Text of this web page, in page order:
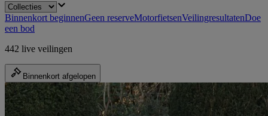
Binnenkort beginnenGeen reserveMotorfietsenVeilingresultatenDoe
een bod
442 live veilingen
Binnenkort afgelopen